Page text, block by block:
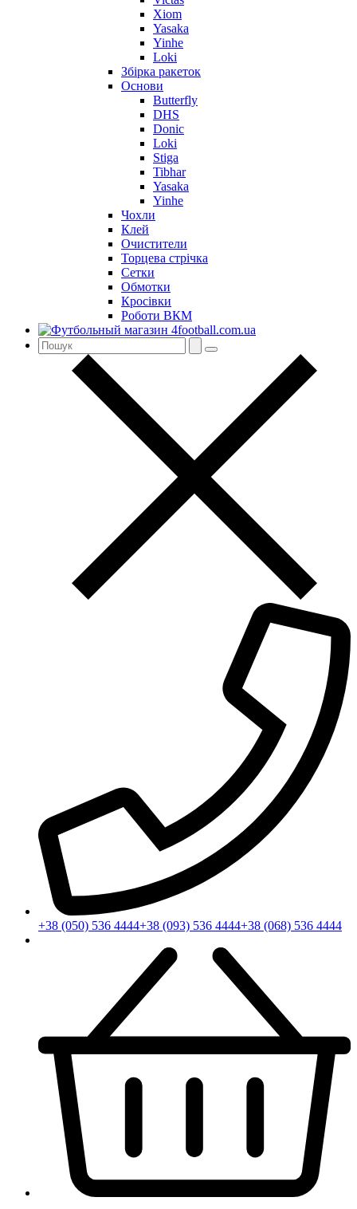
Xiom
Yasaka
Yinhe
Loki
Збірка ракеток
Основи
Butterfly
DHS
Donic
Loki
Stiga
Tibhar
Yasaka
Yinhe
Чохли
Клей
Очистители
Торцева стрічка
Сетки
Обмотки
Кросівки
Роботи ВКМ
+38 (050) 536 4444+38 (093) 536 4444+38 (068) 536 4444